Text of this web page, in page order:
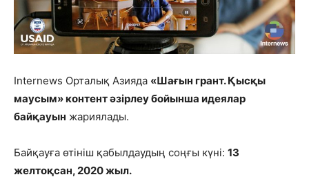
Internews Орталық Азияда «Шағын грант. Қысқы
маусым» контент әзірлеу бойынша идеялар
байқауын жариялады.
Байқауға өтініш қабылдаудың соңғы күні: 13
желтоқсан, 2020 жыл.